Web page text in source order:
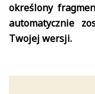
określony
automatycznie
Twojej wersji.